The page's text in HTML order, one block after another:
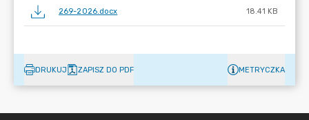
269-2026.docx 18.41 KB
DRUKUJ ZAPISZ DO PDF METRYCZKA